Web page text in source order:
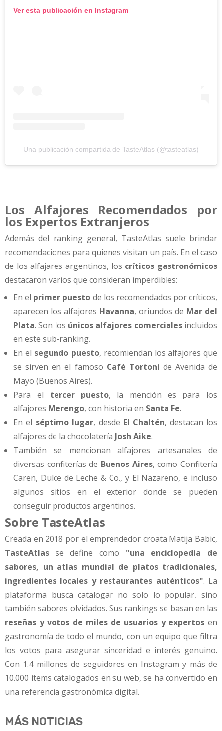
Ver esta publicación en Instagram
Una publicación compartida de TasteAtlas (@tasteatlas)
Los Alfajores Recomendados por
los Expertos Extranjeros
Además del ranking general, TasteAtlas suele brindar
recomendaciones para quienes visitan un país. En el caso
de los alfajares argentinos, los críticos gastronómicos
destacaron varios que consideran imperdibles:
En el primer puesto de los recomendados por críticos,
aparecen los alfajores Havanna, oriundos de Mar del
Plata. Son los únicos alfajores comercialesincluidos
en este sub-ranking.
En el segundo puesto, recomiendan los alfajores que
se sirven en el famoso Café Tortoni de Avenida de
Mayo (Buenos Aires).
Para el tercer puesto, la mención es para los
alfajores Merengo, con historia en Santa Fe.
En el séptimo lugar, desde El Chaltén, destacan los
alfajores de la chocolatería Josh Aike.
También se mencionan alfajores artesanales de
diversas confiterías de Buenos Aires, como Confitería
Caren, Dulce de Leche & Co., y El Nazareno, e incluso
algunos sitios en el exterior donde se pueden
conseguir productos argentinos.
Sobre TasteAtlas
Creada en 2018 por el emprendedor croata Matija Babic,
TasteAtlas se define como "una enciclopedia de
sabores, un atlas mundial de platos tradicionales,
ingredientes locales y restaurantes auténticos". La
plataforma busca catalogar no solo lo popular, sino
también sabores olvidados. Sus rankings se basan en las
reseñas y votos de miles de usuarios y expertos en
gastronomía de todo el mundo, con un equipo que filtra
los votos para asegurar sinceridad e interés genuino.
Con 1.4 millones de seguidores en Instagram y más de
10.000 ítems catalogados en su web, se ha convertido en
una referencia gastronómica digital.
MÁS NOTICIAS